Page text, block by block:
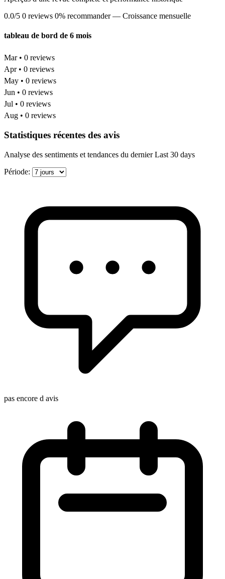
0.0/5 0 reviews 0% recommander — Croissance mensuelle
tableau de bord de 6 mois
Mar • 0 reviews
Apr • 0 reviews
May • 0 reviews
Jun • 0 reviews
Jul • 0 reviews
Aug • 0 reviews
Statistiques récentes des avis
Analyse des sentiments et tendances du dernier Last 30 days
Période:
pas encore d avis